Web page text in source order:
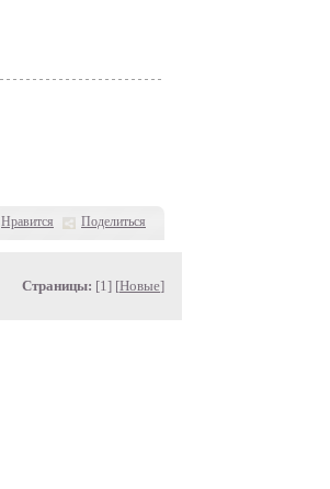
Нравится Поделиться
Страницы: [1] [Новые]